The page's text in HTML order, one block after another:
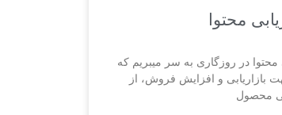
محتوا
محتوا در روزگاری به سر می­بریم که
بازاریابی و افزایش فروش، از
محصول